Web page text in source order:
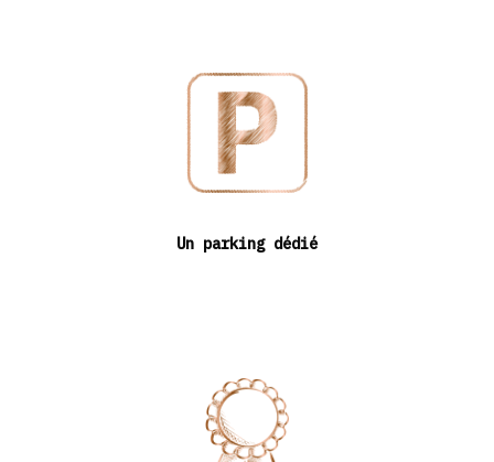
Un parking dédié